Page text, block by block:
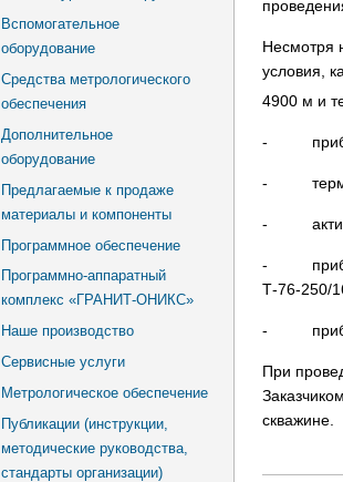
Вспомогательное
оборудование
Средства метрологического
обеспечения
Дополнительное
оборудование
Предлагаемые к продаже
материалы и компоненты
Программное обеспечение
Программно-аппаратный
комплекс «ГРАНИТ-ОНИКС»
Наше производство
Сервисные услуги
Метрологическое обеспечение
Публикации (инструкции,
методические руководства,
стандарты организации)
Несмотря
условия,
4900 м и
- прибор
-
-
- прибор
Т-76-250/
- прибор
При
скважине.